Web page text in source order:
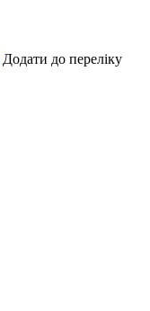
Додати до переліку